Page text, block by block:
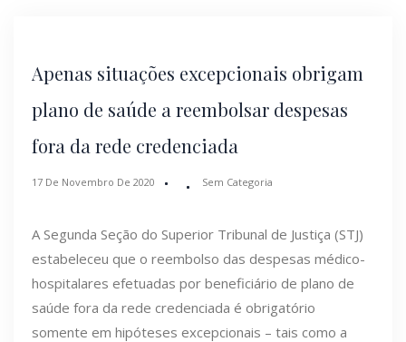
Apenas situações excepcionais obrigam
plano de saúde a reembolsar despesas
fora da rede credenciada
17 De Novembro De 2020 Sem Categoria
​​​A Segunda Seção do Superior Tribunal de Justiça (STJ)
estabeleceu que o reembolso das despesas médico-
hospitalares efetuadas por beneficiário de plano de
saúde fora da rede credenciada é obrigatório
somente em hipóteses excepcionais – tais como a